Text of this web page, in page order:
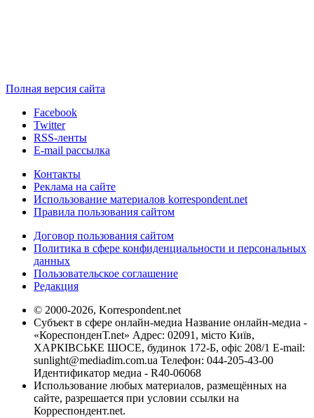
Полная версия сайта
Facebook
Twitter
RSS-ленты
E-mail рассылка
Контакты
Реклама на сайте
Использование материалов korrespondent.net
Правила пользования сайтом
Договор пользования сайтом
Политика в сфере конфиденциальности и персональных
данных
Пользовательское соглашение
Редакция
© 2000-2026, Korrespondent.net
Субъект в сфере онлайн-медиа Название онлайн-медиа -
«КореспонденТ.net» Адрес: 02091, місто Київ,
ХАРКІВСЬКЕ ШОСЕ, будинок 172-Б, офіс 208/1 E-mail:
sunlight@mediadim.com.ua Телефон: 044-205-43-00
Идентификатор медиа - R40-06068
Использование любых материалов, размещённых на
сайте, разрешается при условии ссылки на
Корреспондент.net.